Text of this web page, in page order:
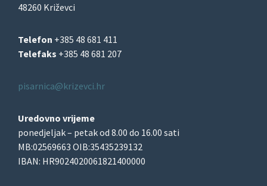
48260 Križevci
Telefon +385 48 681 411
Telefaks +385 48 681 207
pisarnica@krizevci.hr
Uredovno vrijeme
ponedjeljak – petak od 8.00 do 16.00 sati
MB:02569663 OIB:35435239132
IBAN: HR9024020061821400000